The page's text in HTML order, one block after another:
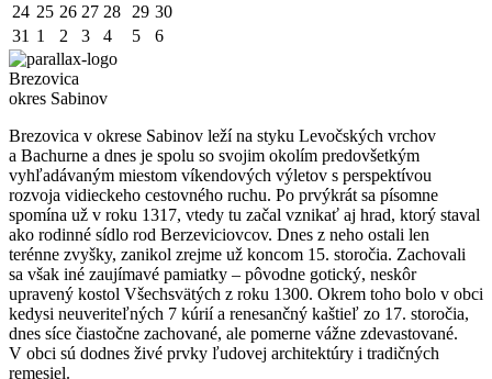
24 25 26 27 28 29 30
31 1 2 3 4 5 6
Brezovica
okres Sabinov
Brezovica v okrese Sabinov leží na styku Levočských vrchov
a Bachurne a dnes je spolu so svojim okolím predovšetkým
vyhľadávaným miestom víkendových výletov s perspektívou
rozvoja vidieckeho cestovného ruchu. Po prvýkrát sa písomne
spomína už v roku 1317, vtedy tu začal vznikať aj hrad, ktorý staval
ako rodinné sídlo rod Berzeviciovcov. Dnes z neho ostali len
terénne zvyšky, zanikol zrejme už koncom 15. storočia. Zachovali
sa však iné zaujímavé pamiatky – pôvodne gotický, neskôr
upravený kostol Všechsvätých z roku 1300. Okrem toho bolo v obci
kedysi neuveriteľných 7 kúrií a renesančný kaštieľ zo 17. storočia,
dnes síce čiastočne zachované, ale pomerne vážne zdevastované.
V obci sú dodnes živé prvky ľudovej architektúry i tradičných
remesiel.